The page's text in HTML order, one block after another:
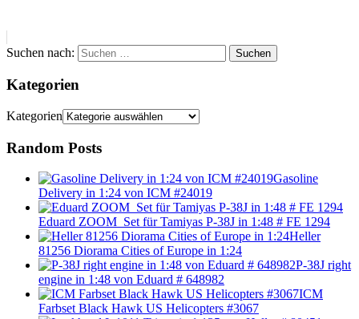
Suchen nach: Suchen
Kategorien
Kategorien
Random Posts
Gasoline
Delivery in 1:24 von ICM #24019
Eduard ZOOM_Set für Tamiyas P-38J in 1:48 # FE 1294
Heller
81256 Diorama Cities of Europe in 1:24
P-38J right
engine in 1:48 von Eduard # 648982
ICM
Farbset Black Hawk US Helicopters #3067